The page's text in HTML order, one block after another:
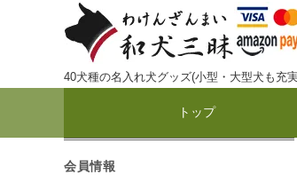
40犬種の名入れ犬グッズ(小型・大型犬も充
トップ
会員情報